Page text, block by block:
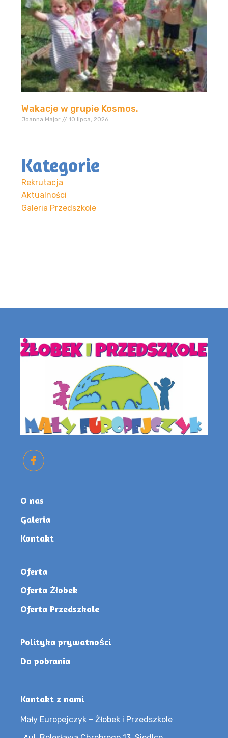
Wakacje w grupie Kosmos.
Joanna.Major 10 lipca, 2026
Kategorie
Rekrutacja
Aktualności
Galeria Przedszkole
O nas
Galeria
Kontakt
Oferta
Oferta Żłobek
Oferta Przedszkole
Polityka prywatności
Do pobrania
Kontakt z nami
Mały Europejczyk – Żłobek i Przedszkole